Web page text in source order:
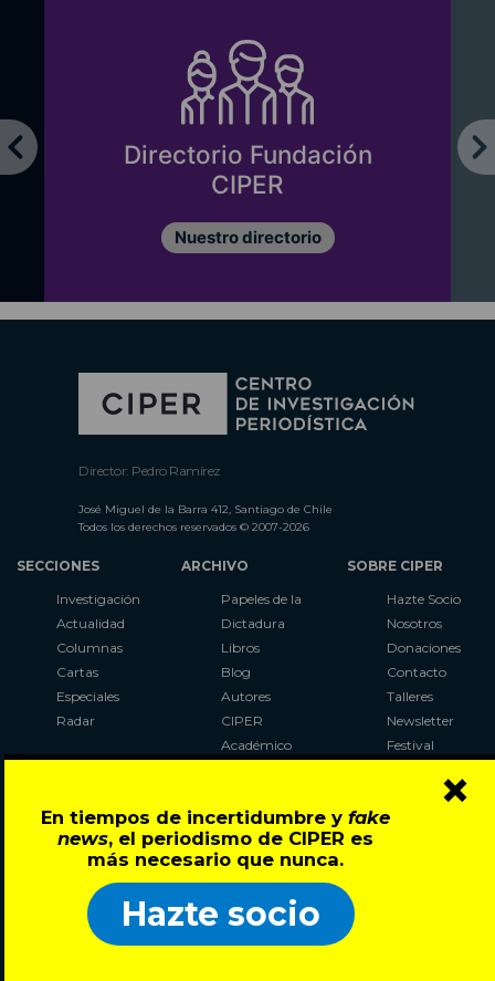
En tiempos de incertidumbre y fake
news, el periodismo de CIPER es
más necesario que nunca.
Hazte socio
×
Directorio Fundación
CIPER
Nuestro directorio
Director: Pedro Ramírez
José Miguel de la Barra 412, Santiago de Chile
Todos los derechos reservados © 2007-2026
SECCIONES
Investigación
Actualidad
Columnas
Cartas
Especiales
Radar
ARCHIVO
Papeles de la
Dictadura
Libros
Blog
Autores
CIPER
Académico
Al Plebiscito
con CIPER
SOBRE CIPER
Hazte Socio
Nosotros
Donaciones
Contacto
Talleres
Newsletter
Festival